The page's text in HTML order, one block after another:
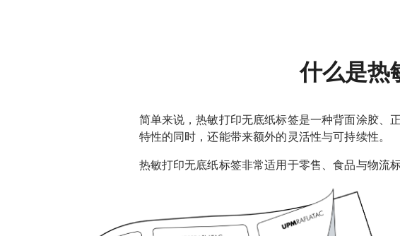
什么是热
简单来说，热敏打印无底纸标签是一种背面涂胶、
特性的同时，还能带来额外的灵活性与可持续性。
热敏打印无底纸标签非常适用于零售、食品与物流